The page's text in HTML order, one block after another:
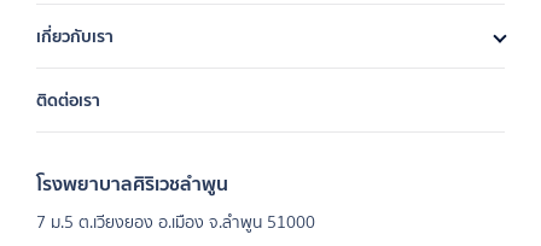
เกี่ยวกับเรา
ติดต่อเรา
โรงพยาบาลศิริเวชลำพูน
7 ม.5 ต.เวียงยอง อ.เมือง จ.ลำพูน 51000